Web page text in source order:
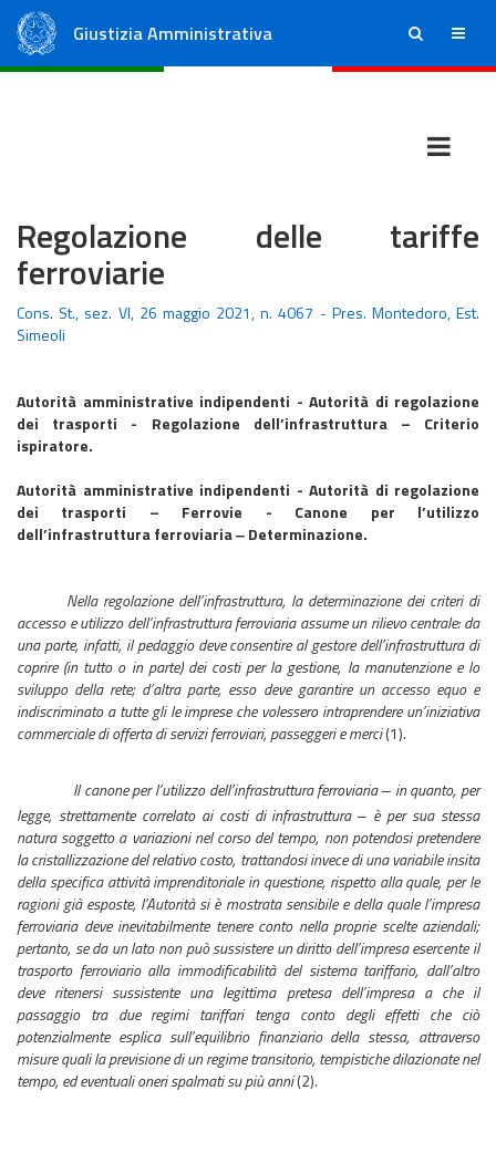
Giustizia Amministrativa ricerca menu
Regolazione delle tariffe
ferroviarie
Cons. St., sez. VI, 26 maggio 2021, n. 4067 - Pres. Montedoro, Est.
Simeoli
Autorità amministrative indipendenti - Autorità di regolazione
dei trasporti - Regolazione dell’infrastruttura – Criterio
ispiratore.
Autorità amministrative indipendenti - Autorità di regolazione
dei trasporti – Ferrovie - Canone per l’utilizzo
dell’infrastruttura ferroviaria ‒ Determinazione.
Nella regolazione dell’infrastruttura, la determinazione dei criteri di
accesso e utilizzo dell’infrastruttura ferroviaria assume un rilievo centrale: da
una parte, infatti, il pedaggio deve consentire al gestore dell’infrastruttura di
coprire (in tutto o in parte) dei costi per la gestione, la manutenzione e lo
sviluppo della rete; d’altra parte, esso deve garantire un accesso equo e
indiscriminato a tutte gli le imprese che volessero intraprendere un’iniziativa
commerciale di offerta di servizi ferroviari, passeggeri e merci(1).
Il canone per l’utilizzo dell’infrastruttura ferroviaria ‒ in quanto, per
legge, strettamente correlato ai costi di infrastruttura ‒ è per sua stessa
natura soggetto a variazioni nel corso del tempo, non potendosi pretendere
la cristallizzazione del relativo costo, trattandosi invece di una variabile insita
della specifica attività imprenditoriale in questione, rispetto alla quale, per le
ragioni già esposte, l’Autorità si è mostrata sensibile e della quale l’impresa
ferroviaria deve inevitabilmente tenere conto nella proprie scelte aziendali;
pertanto, se da un lato non può sussistere un diritto dell’impresa esercente il
trasporto ferroviario alla immodificabilità del sistema tariffario, dall’altro
deve ritenersi sussistente una legittima pretesa dell’impresa a che il
passaggio tra due regimi tariffari tenga conto degli effetti che ciò
potenzialmente esplica sull’equilibrio finanziario della stessa, attraverso
misure quali la previsione di un regime transitorio, tempistiche dilazionate nel
tempo, ed eventuali oneri spalmati su più anni(2).